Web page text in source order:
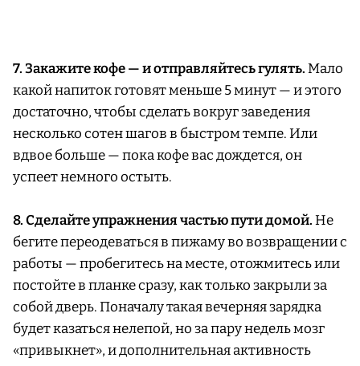
7. Закажите кофе — и отправляйтесь гулять.Мало
какой напиток готовят меньше 5 минут — и этого
достаточно, чтобы сделать вокруг заведения
несколько сотен шагов в быстром темпе. Или
вдвое больше — пока кофе вас дождется, он
успеет немного остыть.
8. Сделайте упражнения частью пути домой.Не
бегите переодеваться в пижаму во возвращении с
работы — пробегитесь на месте, отожмитесь или
постойте в планке сразу, как только закрыли за
собой дверь. Поначалу такая вечерняя зарядка
будет казаться нелепой, но за пару недель мозг
«привыкнет», и дополнительная активность